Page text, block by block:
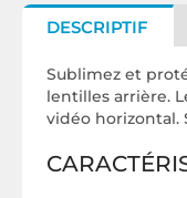
DESCRIPTIF
Sublimez et
lentilles arrière.
vidéo horizontal.